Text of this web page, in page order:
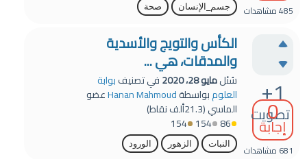
485مشاهدات
جسم_الإنسان
صحة
+1
تصويت
0
إجابة
681 مشاهدات
الكأس والتويج والأسدية
والمدقات، هي ...
سُئلمايو 28، 2020 في تصنيفبوابة
العلومبواسطةHanan Mahmoudعضو
الماسي(21.3ألف
نقاط)
86
154
154
النبات الزهور الورود